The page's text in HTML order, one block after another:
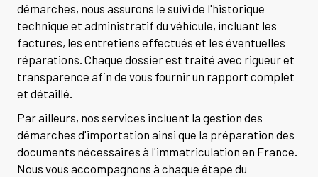
démarches, nous assurons le suivi de l'historique
technique et administratif du véhicule, incluant les
factures, les entretiens effectués et les éventuelles
réparations. Chaque dossier est traité avec rigueur et
transparence afin de vous fournir un rapport complet
et détaillé.
Par ailleurs, nos services incluent la gestion des
démarches d'importation ainsi que la préparation des
documents nécessaires à l'immatriculation en France.
Nous vous accompagnons à chaque étape du